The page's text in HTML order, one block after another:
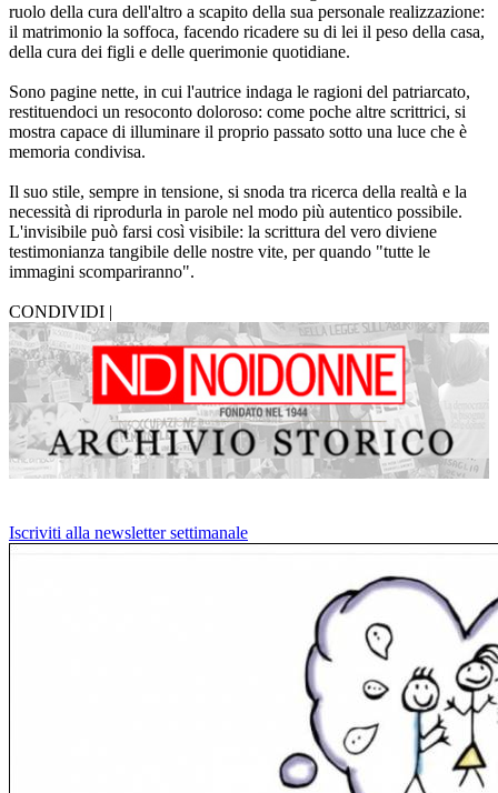
ruolo della cura dell'altro a scapito della sua personale realizzazione:
il matrimonio la soffoca, facendo ricadere su di lei il peso della casa,
della cura dei figli e delle querimonie quotidiane.
Sono pagine nette, in cui l'autrice indaga le ragioni del patriarcato,
restituendoci un resoconto doloroso: come poche altre scrittrici, si
mostra capace di illuminare il proprio passato sotto una luce che è
memoria condivisa.
Il suo stile, sempre in tensione, si snoda tra ricerca della realtà e la
necessità di riprodurla in parole nel modo più autentico possibile.
L'invisibile può farsi così visibile: la scrittura del vero diviene
testimonianza tangibile delle nostre vite, per quando "tutte le
immagini scompariranno".
CONDIVIDI |
Iscriviti alla newsletter settimanale